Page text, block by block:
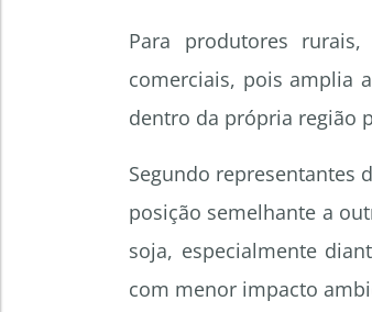
Para produtores
comerciais, pois amplia
dentro da própria região
Segundo representantes
posição semelhante a
soja, especialmente
com menor impacto